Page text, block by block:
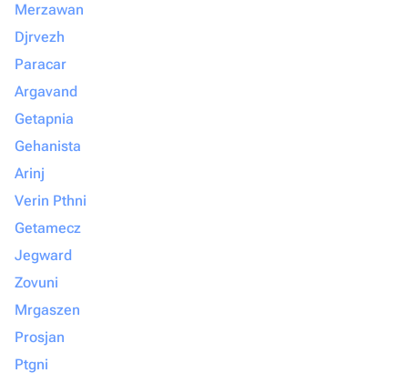
Merzawan
Djrvezh
Paracar
Argavand
Getapnia
Gehanista
Arinj
Verin Pthni
Getamecz
Jegward
Zovuni
Mrgaszen
Prosjan
Ptgni